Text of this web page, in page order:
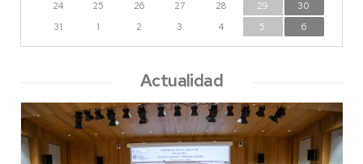
24
25 26 27 28 29
30
31
1 2 3 4 5 6
Actualidad